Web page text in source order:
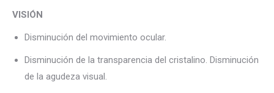
VISIÓN
Disminución del movimiento ocular.
Disminución de la transparencia del cristalino. Disminución
de la agudeza visual.